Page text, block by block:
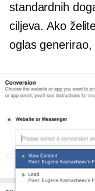
standardnih
ciljeva. Ako
oglas